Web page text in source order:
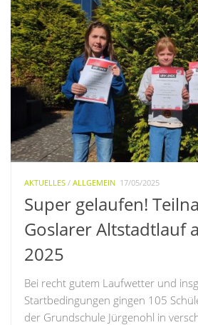
AKTUELLES /ALLGEMEIN 17/05/2025
Super gelaufen!
Goslarer Altstadtlauf
2025
Bei recht gutem Laufwetter und
Startbedingungen gingen 105
der Grundschule Jürgenohl in